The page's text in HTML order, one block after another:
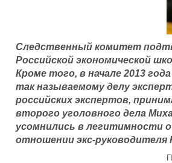
Следственный комитет
Российской экономической
Кроме того, в начале 2013
так называемому делу
российских экспертов,
второго уголовного дела
усомнились в легитимности
отношении экс-